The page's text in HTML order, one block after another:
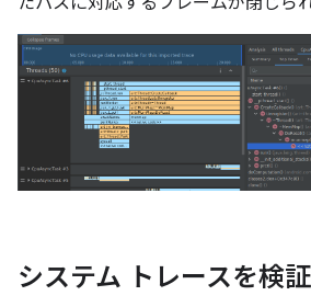
システム トレースを検